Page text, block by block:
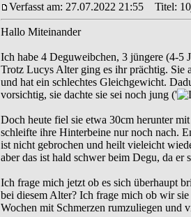
Verfasst am: 27.07.2022 21:55 Titel:
Hallo Miteinander
Ich habe 4 Deguweibchen, 3 jüngere (4-5
Trotz Lucys Alter ging es ihr prächtig. Sie
und hat ein schlechtes Gleichgewicht.
vorsichtig, sie dachte sie sei noch jung ('
Doch heute fiel sie etwa 30cm herunter
schleifte ihre Hinterbeine nur noch nach.
ist nicht gebrochen und heilt vieleicht
aber das ist hald schwer beim Degu, da er
Ich frage mich jetzt ob es sich überhaupt
bei diesem Alter? Ich frage mich ob wir
Wochen mit Schmerzen rumzuliegen und